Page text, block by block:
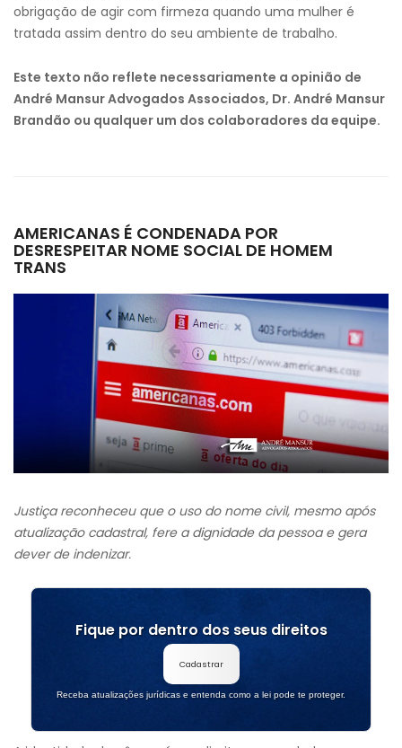
obrigação de agir com firmeza quando uma mulher é
tratada assim dentro do seu ambiente de trabalho.
Este texto não reflete necessariamente a opinião de
André Mansur Advogados Associados, Dr. André Mansur
Brandão ou qualquer um dos colaboradores da equipe.
AMERICANAS É CONDENADA POR
DESRESPEITAR NOME SOCIAL DE HOMEM
TRANS
Justiça reconheceu que o uso do nome civil, mesmo após
atualização cadastral, fere a dignidade da pessoa e gera
dever de indenizar.
Fique por dentro dos seus direitos
Cadastrar
Receba atualizações jurídicas e entenda como a lei pode te proteger.